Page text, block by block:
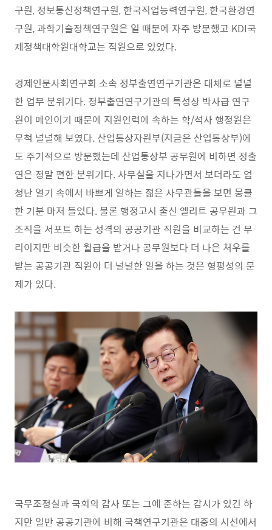
구원, 정보통신정책연구원, 한국직업능력연구원, 한국환경연
구원, 과학기술정책연구원은 일 때문에 자주 방문했고 KDI국
제정책대학원대학교는 직원으로 있었다.
경제인문사회연구회 소속 정부출연연구기관은 대체로 널널
한 업무 분위기다. 정부출연연구기관의 특성상 박사급 연구
원이 메인이기 때문에 지원인력에 속하는 학/석사 행정원은
무척 널널해 보였다. 산업통상자원부(지금은 산업통상부)에
도 주기적으로 방문했는데 산업통상부 공무원에 비하면 정출
연은 정말 편한 분위기다. 사무실을 지나가면서 보더라도 엄
청난 열기 속에서 바쁘게 일하는 젊은 사무관들을 보면 뭉클
한 기분 마저 들었다. 물론 행정고시 출신 엘리트 공무원과 그
조직을 서포트 하는 성격의 공공기관 직원을 비교하는 건 무
리이지만 비슷한 월급을 받거나 공무원보다 더 나은 처우를
받는 공공기관 직원이 더 널널한 일을 하는 것은 형평성의 문
제가 있다.
국무조정실과 국회의 감사 또는 그에 준하는 감시가 있긴 하
지만 일반 공공기관에 비해 국책연구기관은 대중의 시선에서